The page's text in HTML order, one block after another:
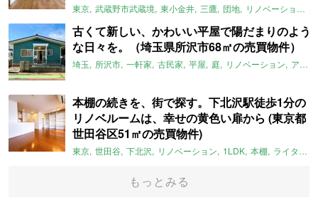
東京 武蔵野市武蔵境 東小金井 三鷹 団地 リノベーション
古くて新しい、かわいい平屋で陽だまりのよう
な日々を。（埼玉県所沢市68㎡の売買物件）
埼玉 所沢市 一軒家 古民家 平屋 庭 リノベーション アメリカンハウス
本棚の続きを、街で探す。下北沢駅徒歩1分の
リノベルームは、幸せの黄色い扉から (東京都
世田谷区51㎡の売買物件)
東京 世田谷 下北沢 リノベーション 1LDK 本棚 ライター：ほしりょうこ
もっとみる